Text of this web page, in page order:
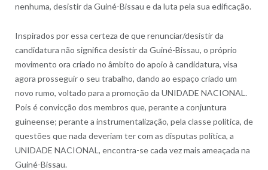
nenhuma, desistir da Guiné-Bissau e da luta pela sua edificação.
Inspirados por essa certeza de que renunciar/desistir da
candidatura não significa desistir da Guiné-Bissau, o próprio
movimento ora criado no âmbito do apoio à candidatura, visa
agora prosseguir o seu trabalho, dando ao espaço criado um
novo rumo, voltado para a promoção da UNIDADE NACIONAL.
Pois é convicção dos membros que, perante a conjuntura
guineense; perante a instrumentalização, pela classe política, de
questões que nada deveriam ter com as disputas política, a
UNIDADE NACIONAL, encontra-se cada vez mais ameaçada na
Guiné-Bissau.